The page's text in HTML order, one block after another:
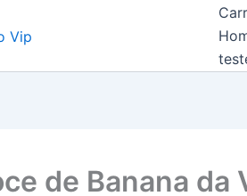
de Banana da